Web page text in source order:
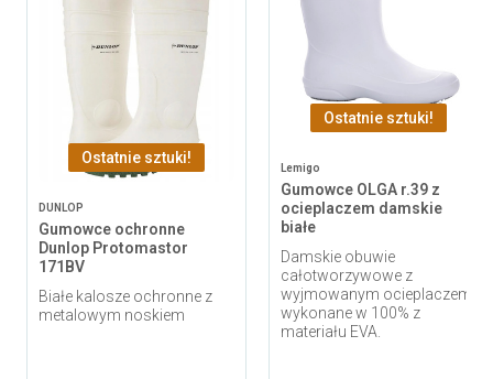
Ostatnie sztuki!
DUNLOP
Gumowce ochronne
Dunlop Protomastor
171BV
Białe kalosze ochronne z
metalowym noskiem
Ostatnie sztuki!
Lemigo
Gumowce OLGA r.39 z
ocieplaczem damskie
białe
Damskie obuwie
całotworzywowe z
wyjmowanym ocieplaczem,
wykonane w 100% z
materiału EVA.